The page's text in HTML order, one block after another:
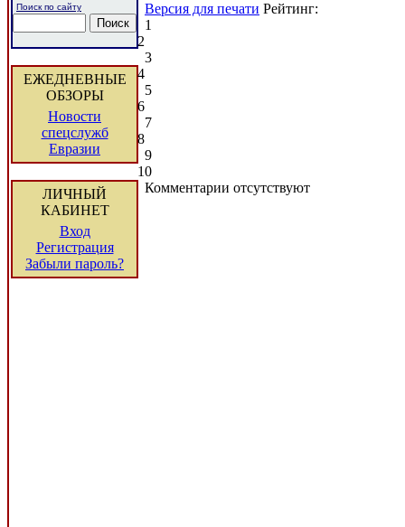
Поиск по сайту
ЕЖЕДНЕВНЫЕ
ОБЗОРЫ
Новости
спецслужб
Евразии
ЛИЧНЫЙ
КАБИНЕТ
Вход
Регистрация
Забыли пароль?
Версия для печати Рейтинг:
1
2
3
4
5
6
7
8
9
10
Комментарии отсутствуют